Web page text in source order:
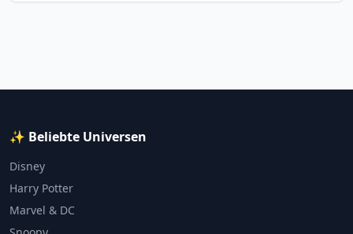
✨ Beliebte Universen
Disney
Harry Potter
Marvel & DC